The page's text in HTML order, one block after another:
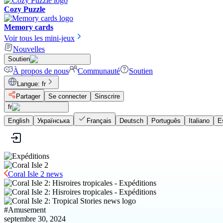
Cozy Puzzle
Memory cards
Voir tous les mini-jeux
Nouvelles
Soutien
À propos de nous Communauté Soutien
Langue: fr
Partager
Se connecter
Sinscrire
fr
English
Українська Français Deutsch Português Italiano
Coral Isle 2 news
#Amusement
septembre 30, 2024